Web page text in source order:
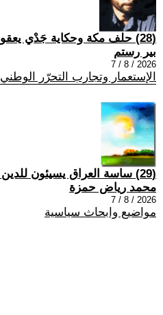
(28) حلف مكة وحكاية جَدْي يعقوب
بير رستم
2026 / 8 / 7
الإستعمار وتجارب التحرّر الوطني
(29) ساسة العراق يسيئون للدين و مذاهبه
محمد رياض حمزة
2026 / 8 / 7
مواضيع وابحاث سياسية